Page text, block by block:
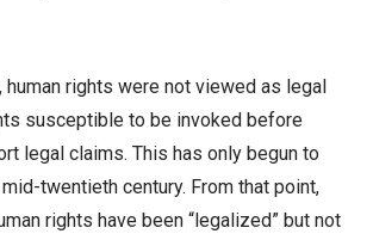
human rights were not viewed as legal
susceptible to be invoked before
legal claims. This has only begun to
twentieth century. From that point,
rights have been “legalized” but not